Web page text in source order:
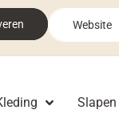
Website
Slapen